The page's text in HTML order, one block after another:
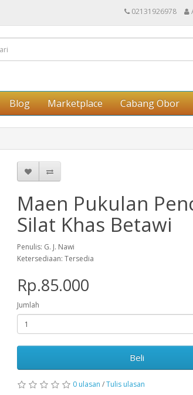
02131926978
Blog Marketplace Cabang Obor
Maen Pukulan
Silat Khas Betawi
Penulis: G. J. Nawi
Ketersediaan: Tersedia
Rp.85.000
Jumlah
Beli
0 ulasan /Tulis ulasan